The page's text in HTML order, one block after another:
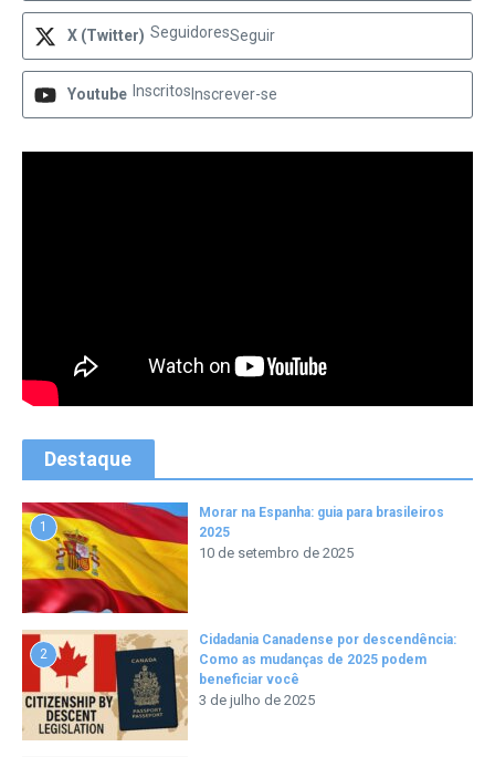
X (Twitter) SeguidoresSeguir
Youtube Inscritos Inscrever-se
Destaque
1
Morar na Espanha: guia para brasileiros
2025
10 de setembro de 2025
2
Cidadania Canadense por descendência:
Como as mudanças de 2025 podem
beneficiar você
3 de julho de 2025